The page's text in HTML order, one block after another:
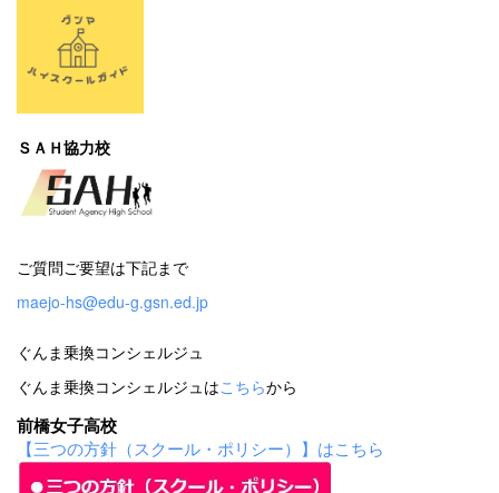
ＳＡＨ協力校
ご質問ご要望は下記まで
maejo-hs@edu-g.gsn.ed.jp
ぐんま乗換コンシェルジュ
ぐんま乗換コンシェルジュはこちらから
前橋女子高校
【三つの方針（スクール・ポリシー）】はこちら